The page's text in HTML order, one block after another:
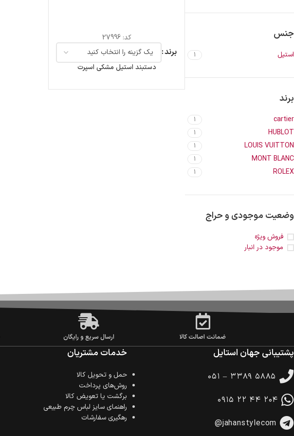
جنس
استیل 1
برند
cartier
1
HUBLOT
1
LOUIS VUITTON
1
MONT BLANC
1
ROLEX
1
وضعیت موجودی و حراج
فروش ویژه
موجود در انبار
کد:27996
برند
دستبند استیل مشکی اسپرت
ضمانت اصالت کالا ارسال سریع و رایگان
پشتیبانی جهان استایل
۰۵۱ – ۳۳۸۹ ۵۸۸۵
۰۹۱۵ ۲۲ ۴۴ ۲۰۴
@jahanstylecom
خدمات مشتریان
حمل‌ و تحویل کالا
روش‌های پرداخت
برگشت یا تعویض کالا
راهنمای سایز لباس چرم طبیعی
رهگیری سفارشات